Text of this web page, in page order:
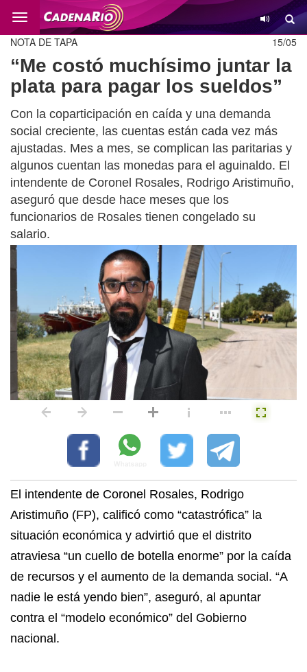
Cambio
15/05
NOTA DE TAPA
“Me costó muchísimo juntar la
plata para pagar los sueldos”
Con la coparticipación en caída y una demanda
social creciente, las cuentas están cada vez más
ajustadas. Mes a mes, se complican las paritarias y
algunos cuentan las monedas para el aguinaldo. El
intendente de Coronel Rosales, Rodrigo Aristimuño,
aseguró que desde hace meses que los
funcionarios de Rosales tienen congelado su
salario.
El intendente de Coronel Rosales, Rodrigo
Aristimuño (FP), calificó como “catastrófica” la
situación económica y advirtió que el distrito
atraviesa “un cuello de botella enorme” por la caída
de recursos y el aumento de la demanda social. “A
nadie le está yendo bien”, aseguró, al apuntar
contra el “modelo económico” del Gobierno
nacional.